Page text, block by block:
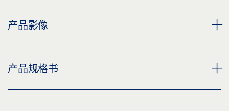
产品影像
滚轮滑轨 EMD-F，ROBO POWERTURN
产品规格书